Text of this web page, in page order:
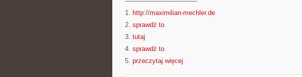
1. http://maximilian-mechler.de
2. sprawdź to
3. tutaj
4. sprawdź to
5. przeczytaj więcej